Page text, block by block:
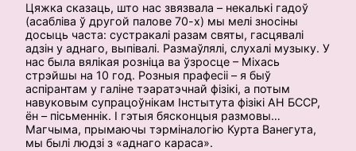
Цяжка сказаць, што нас звязвала – некалькі гадоў
(асабліва ў другой палове 70-х) мы мелі зносіны
досыць часта: сустракалі разам святы, гасцявалі
адзін у аднаго, выпівалі. Размаўлялі, слухалі музыку. У
нас была вялікая розніца ва ўзросце – Міхась
стрэйшы на 10 год. Розныя прафесіі – я быў
аспірантам у галіне тэаратэчнай фізікі, а потым
навуковым супрацоўнікам Інстытута фізікі АН БССР,
ён – пісьменнік. І гэтыя бясконцыя размовы…
Магчыма, прымаючы тэрміналогію Курта Ванегута,
мы былі людзі з «аднаго караса».